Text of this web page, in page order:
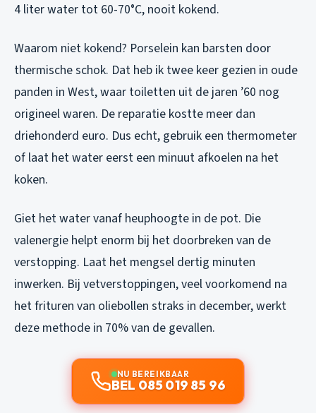
4 liter water tot 60-70°C, nooit kokend.
Waarom niet kokend? Porselein kan barsten door
thermische schok. Dat heb ik twee keer gezien in oude
panden in West, waar toiletten uit de jaren ’60 nog
origineel waren. De reparatie kostte meer dan
driehonderd euro. Dus echt, gebruik een thermometer
of laat het water eerst een minuut afkoelen na het
koken.
Giet het water vanaf heuphoogte in de pot. Die
valenergie helpt enorm bij het doorbreken van de
verstopping. Laat het mengsel dertig minuten
inwerken. Bij vetverstoppingen, veel voorkomend na
het frituren van oliebollen straks in december, werkt
deze methode in 70% van de gevallen.
NU BEREIKBAAR
BEL 085 019 85 96